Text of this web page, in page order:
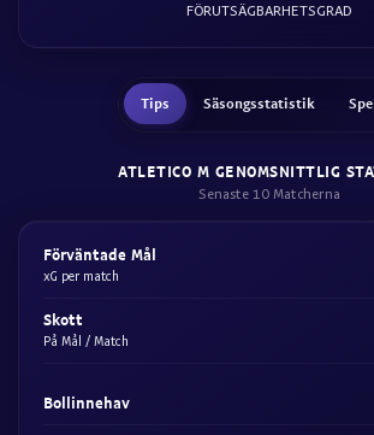
FÖRUTSÄGBARHETSGRAD
Tips Säsongsstatistik
ATLETICO M GENOMSNITTLIG
Senaste 10 Matcherna
Förväntade Mål
xG per match
Skott
På Mål / Match
Bollinnehav